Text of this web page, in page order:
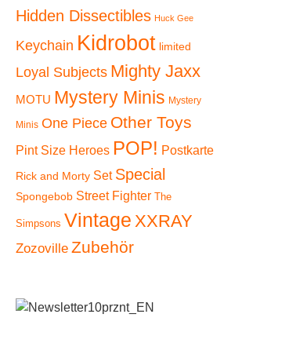
Warenkorb
Lieferzeit:2-3 Tage
In den
Warenkorb
Hidden Dissectibles Huck Gee
Keychain Kidrobot limited
Loyal Subjects Mighty Jaxx
MOTU Mystery Minis Mystery
Minis One Piece Other Toys
Pint Size Heroes POP! Postkarte
Rick and Morty Set Special
Spongebob Street Fighter The
Simpsons Vintage XXRAY
Zozoville Zubehör